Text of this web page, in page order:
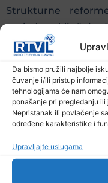
Da bismo pružili najbolje
čuvanje i/ili pristup
tehnologijama će nam
ponašanje pri pregledanju
Nepristanak ili povlačenje
određene karakteristike i
Upravljajte uslugama
Strukturne
periodu uključuju
reformskim
To su
tranzicija,
okruženje i
istraživanje,
reforme
transporta, zatim
te obrazovanje i
socijalnu i